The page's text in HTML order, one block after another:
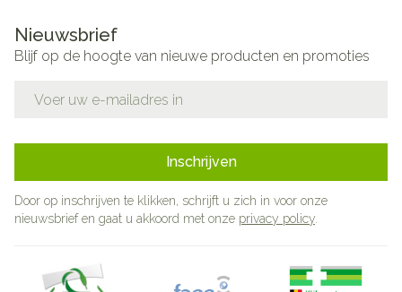
Nieuwsbrief
Blijf op de hoogte van nieuwe producten en promoties
Inschrijven
Door op inschrijven te klikken, schrijft u zich in voor onze
nieuwsbrief en gaat u akkoord met onze privacy policy